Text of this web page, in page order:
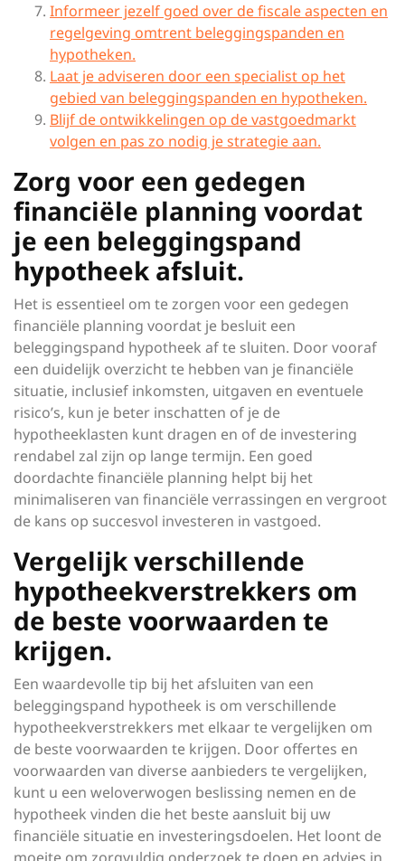
Informeer jezelf goed over de fiscale aspecten en
regelgeving omtrent beleggingspanden en
hypotheken.
Laat je adviseren door een specialist op het
gebied van beleggingspanden en hypotheken.
Blijf de ontwikkelingen op de vastgoedmarkt
volgen en pas zo nodig je strategie aan.
Zorg voor een gedegen
financiële planning voordat
je een beleggingspand
hypotheek afsluit.
Het is essentieel om te zorgen voor een gedegen
financiële planning voordat je besluit een
beleggingspand hypotheek af te sluiten. Door vooraf
een duidelijk overzicht te hebben van je financiële
situatie, inclusief inkomsten, uitgaven en eventuele
risico’s, kun je beter inschatten of je de
hypotheeklasten kunt dragen en of de investering
rendabel zal zijn op lange termijn. Een goed
doordachte financiële planning helpt bij het
minimaliseren van financiële verrassingen en vergroot
de kans op succesvol investeren in vastgoed.
Vergelijk verschillende
hypotheekverstrekkers om
de beste voorwaarden te
krijgen.
Een waardevolle tip bij het afsluiten van een
beleggingspand hypotheek is om verschillende
hypotheekverstrekkers met elkaar te vergelijken om
de beste voorwaarden te krijgen. Door offertes en
voorwaarden van diverse aanbieders te vergelijken,
kunt u een weloverwogen beslissing nemen en de
hypotheek vinden die het beste aansluit bij uw
financiële situatie en investeringsdoelen. Het loont de